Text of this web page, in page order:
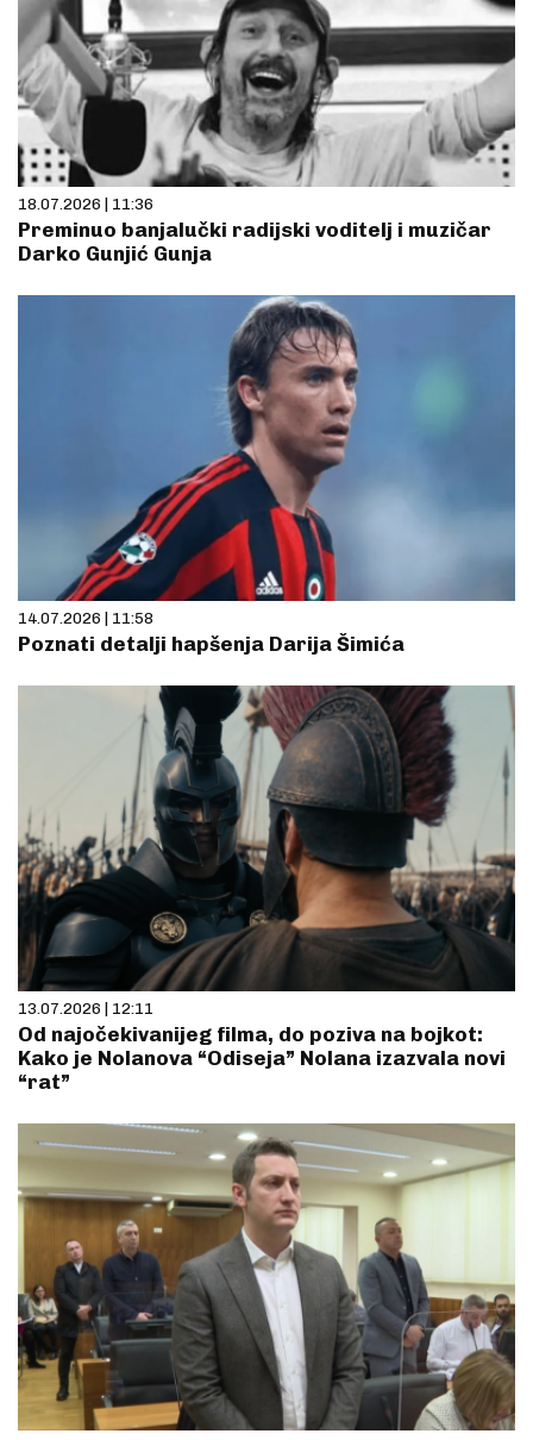
18.07.2026 | 11:36
Preminuo banjalučki radijski voditelj i muzičar
Darko Gunjić Gunja
14.07.2026 | 11:58
Poznati detalji hapšenja Darija Šimića
13.07.2026 | 12:11
Od najočekivanijeg filma, do poziva na bojkot:
Kako je Nolanova “Odiseja” Nolana izazvala novi
“rat”